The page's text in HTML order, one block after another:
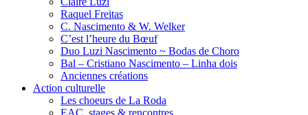
Raquel Freitas
C. Nascimento & W. Welker
C’est l’heure du Bœuf
Duo Luzi Nascimento ~ Bodas de Choro
Bal – Cristiano Nascimento – Linha dois
Anciennes créations
Action culturelle
Les choeurs de La Roda
EAC, stages & rencontres